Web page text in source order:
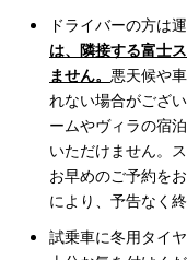
ドライバーの方は
は、隣接する富士
ません。 悪天候や
れない場合がござ
ームやヴィラの宿
いただけません。
お早めのご予約を
により、予告なく
試乗車に冬用タイ